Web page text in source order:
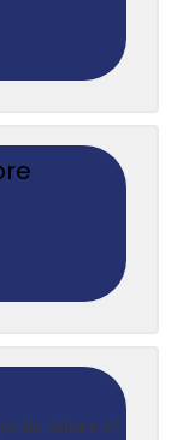
de Salars et